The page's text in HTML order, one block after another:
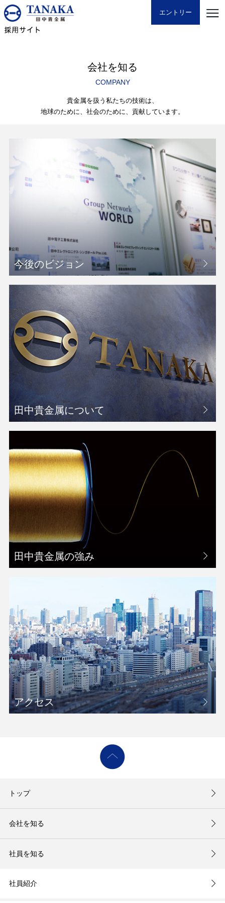
エントリー
会社を知る
COMPANY
貴金属を扱う私たちの技術は、
地球のために、社会のために、貢献しています。
今後のビジョン
田中貴金属について
田中貴金属の強み
アクセス
トップ
会社を知る
社員を知る
社員紹介